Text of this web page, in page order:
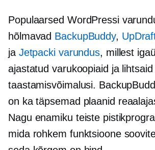
Populaarsed WordPressi
hõlmavad BackupBuddy,
ja Jetpacki varundus, millest
ajastatud varukoopiaid ja lihtsaid
taastamisvõimalusi.
on ka täpsemad plaanid
Nagu enamiku teiste
mida rohkem funktsioone